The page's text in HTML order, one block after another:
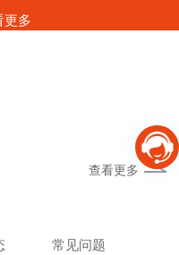
更多
查看更多
常见问题